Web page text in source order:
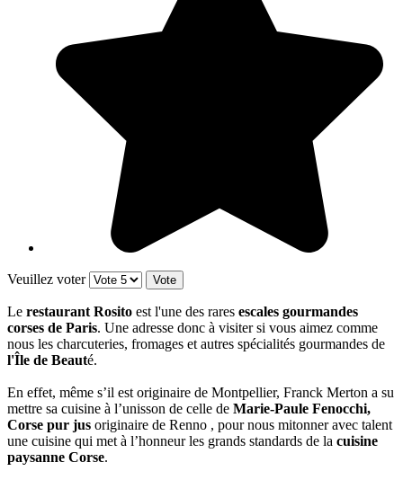
Veuillez voter
Le restaurant Rosito est l'une des rares escales gourmandes
corses de Paris. Une adresse donc à visiter si vous aimez comme
nous les charcuteries, fromages et autres spécialités gourmandes de
l'Île de Beauté.
En effet, même s’il est originaire de Montpellier, Franck Merton a su
mettre sa cuisine à l’unisson de celle de Marie-Paule Fenocchi,
Corse pur jus originaire de Renno , pour nous mitonner avec talent
une cuisine qui met à l’honneur les grands standards de la cuisine
paysanne Corse.